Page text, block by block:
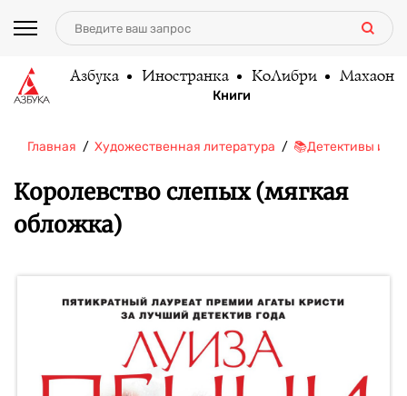
Азбука Иностранка КоЛибри Махаон
Книги
Главная Художественная литература 📚Детективы и
Королевство слепых (мягкая
обложка)